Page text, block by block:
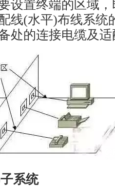
置终端的区域，
线(水平)布线系统
处的连接电缆及
系统